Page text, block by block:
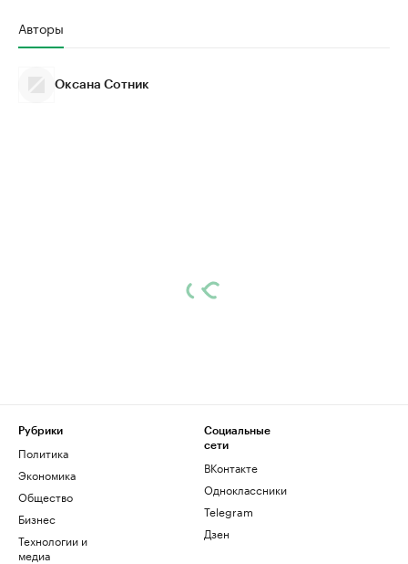
Авторы
Оксана Сотник
Рубрики
Политика
Экономика
Общество
Бизнес
Технологии и
медиа
Социальные
сети
ВКонтакте
Одноклассники
Telegram
Дзен